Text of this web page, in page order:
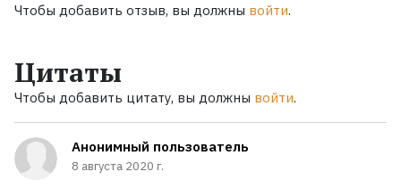
Чтобы добавить отзыв, вы должны войти.
Цитаты
Чтобы добавить цитату, вы должны войти.
Анонимный пользователь
8 августа 2020 г.